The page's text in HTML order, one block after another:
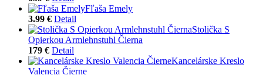
Fľaša Emely
3.99 € Detail
Stolička S
Opierkou Armlehnstuhl Čierna
179 € Detail
Kancelárske Kreslo
Valencia Čierne